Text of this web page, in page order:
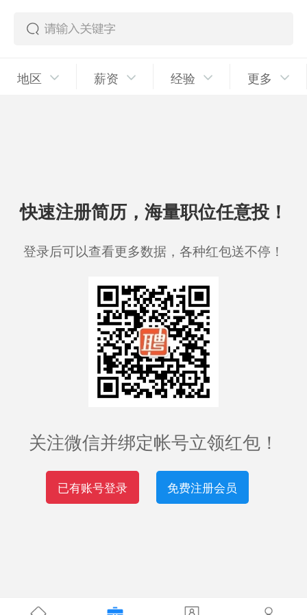
地区 薪资 经验 更多
快速注册简历，海量职位任意投！
登录后可以查看更多数据，各种红包送不停！
关注微信并绑定帐号立领红包！
已有账号登录 免费注册会员